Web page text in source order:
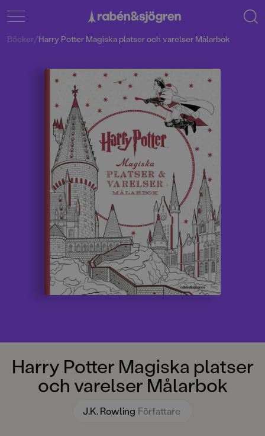
Harry Potter Magiska platser
och varelser Målarbok
J.K. Rowling Författare
Böcker/Harry Potter Magiska platser och varelser Målarbok